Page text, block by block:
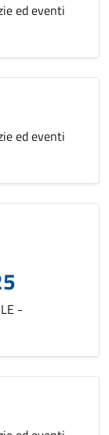
ed eventi
ed eventi
-